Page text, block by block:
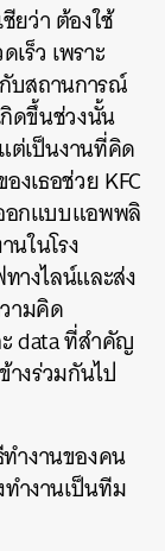
ยว่าต้องใช้
เร็ว เพราะ
บสถานการณ์
ดขึ้นช่วงนั้น
แต่เป็นงานที่คิด
องเธอช่วยKFC
กแบบแอพพลิ
นในโรง
างไลน์และส่ง
ามคิด
dataที่สำคัญ
งร่วมกันไป
ำงานของคน
ำงานเป็นทีม